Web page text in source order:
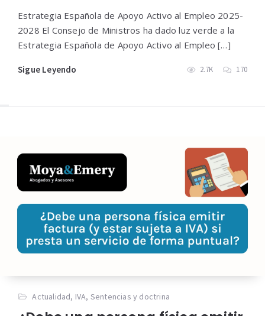
Estrategia Española de Apoyo Activo al Empleo 2025-
2028 El Consejo de Ministros ha dado luz verde a la
Estrategia Española de Apoyo Activo al Empleo […]
Sigue Leyendo 2.7K 170
Actualidad, IVA, Sentencias y doctrina